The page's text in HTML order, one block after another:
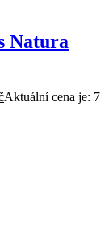
Natura
Aktuální cena je: 7